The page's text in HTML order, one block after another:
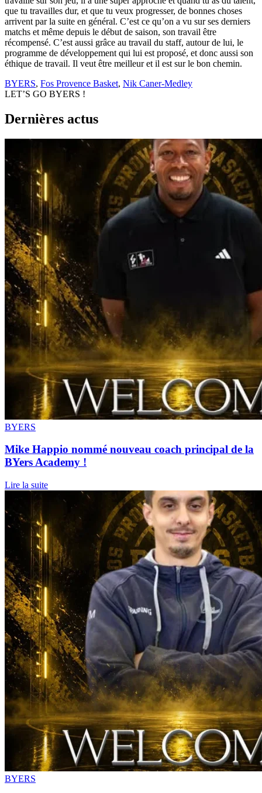
que tu travailles dur, et que tu veux progresser, de bonnes choses
arrivent par la suite en général. C’est ce qu’on a vu sur ses derniers
matchs et même depuis le début de saison, son travail être
récompensé. C’est aussi grâce au travail du staff, autour de lui, le
programme de développement qui lui est proposé, et donc aussi son
éthique de travail. Il veut être meilleur et il est sur le bon chemin.
BYERS, Fos Provence Basket, Nik Caner-Medley
LET’S GO BYERS !
Dernières actus
BYERS
Mike Happio nommé nouveau coach principal de la
BYers Academy !
Lire la suite
BYERS